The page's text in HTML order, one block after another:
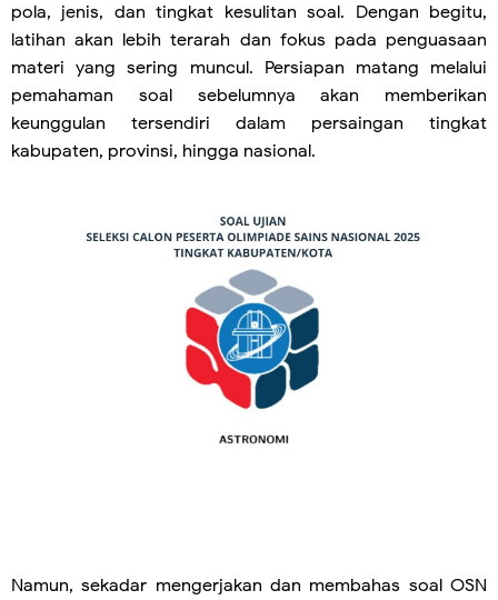
pola, jenis, dan tingkat kesulitan soal. Dengan begitu,
latihan akan lebih terarah dan fokus pada penguasaan
materi yang sering muncul. Persiapan matang melalui
pemahaman soal sebelumnya akan memberikan
keunggulan tersendiri dalam persaingan tingkat
kabupaten, provinsi, hingga nasional.
Namun, sekadar mengerjakan dan membahas soal OSN